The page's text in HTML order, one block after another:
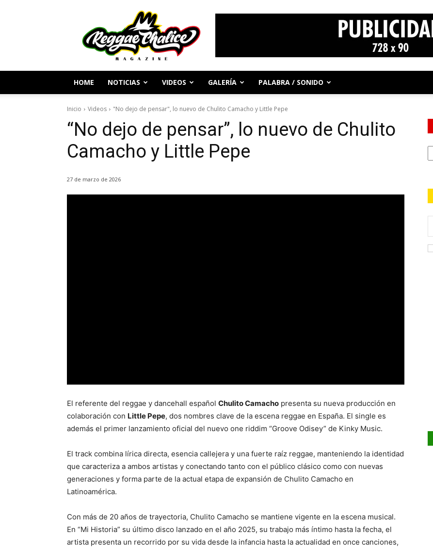
Periodismo
y
Cultura
Reggae
HOME NOTICIAS VIDEOS GALERÍA PALABRA / SONIDO
Inicio Videos "No dejo de pensar", lo nuevo de Chulito Camacho y Little Pepe
“No dejo de pensar”, lo nuevo de Chulito
Camacho y Little Pepe
27 de marzo de 2026
El referente del reggae y dancehall español Chulito Camacho presenta su nueva producción en
colaboración con Little Pepe, dos nombres clave de la escena reggae en España. El single es
además el primer lanzamiento oficial del nuevo one riddim “Groove Odisey” de Kinky Music.
El track combina lírica directa, esencia callejera y una fuerte raíz reggae, manteniendo la identidad
que caracteriza a ambos artistas y conectando tanto con el público clásico como con nuevas
generaciones y forma parte de la actual etapa de expansión de Chulito Camacho en
Latinoamérica.
Con más de 20 años de trayectoria, Chulito Camacho se mantiene vigente en la escena musical.
En “Mi Historia” su último disco lanzado en el año 2025, su trabajo más íntimo hasta la fecha, el
artista presenta un recorrido por su vida desde la infancia hasta la actualidad en once canciones,